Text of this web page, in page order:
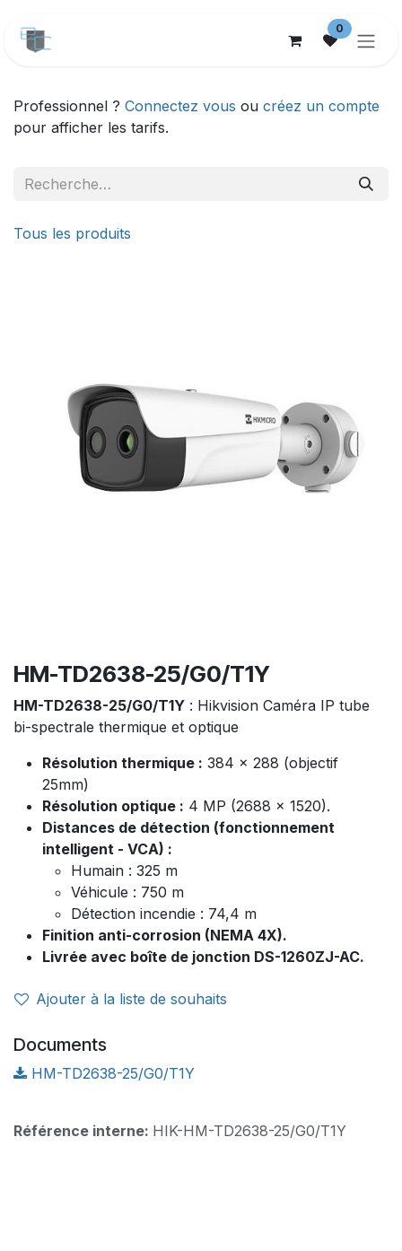
0
Professionnel ? Connectez vous ou créez un compte
pour afficher les tarifs.
Tous les produits
HM-TD2638-25/G0/T1Y
HM-TD2638-25/G0/T1Y : Hikvision Caméra IP tube
bi-spectrale thermique et optique
Résolution thermique : 384 x 288 (objectif
25mm)
Résolution optique : 4 MP (2688 x 1520).
Distances de détection (fonctionnement
intelligent - VCA) :
Humain : 325 m
Véhicule : 750 m
Détection incendie : 74,4 m
Finition anti-corrosion (NEMA 4X).
Livrée avec boîte de jonction DS-1260ZJ-AC.
Ajouter à la liste de souhaits
Documents
HM-TD2638-25/G0/T1Y
Référence interne: HIK-HM-TD2638-25/G0/T1Y